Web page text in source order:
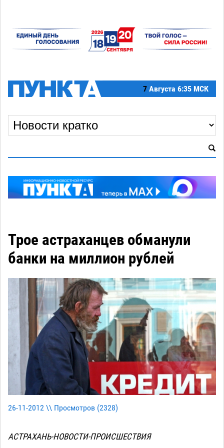
7 Августа 6:35 МСК
Трое астраханцев обманули
банки на миллион рублей
26-11-2012 \\ Просмотров (2328)
АСТРАХАНЬ-НОВОСТИ-ПРОИСШЕСТВИЯ